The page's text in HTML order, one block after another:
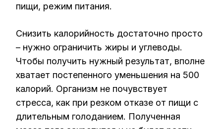
пищи, режим питания.
Снизить калорийность достаточно просто
– нужно ограничить жиры и углеводы.
Чтобы получить нужный результат, вполне
хватает постепенного уменьшения на 500
калорий. Организм не почувствует
стресса, как при резком отказе от пищи с
длительным голоданием. Полученная